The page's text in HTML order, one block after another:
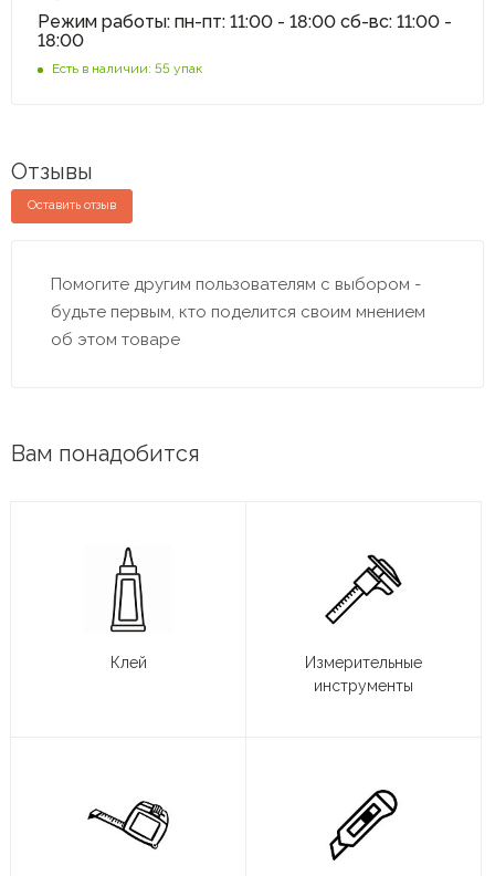
Режим работы: пн-пт: 11:00 - 18:00 сб-вс: 11:00 -
18:00
Есть в наличии: 55 упак
Отзывы
Оставить отзыв
Помогите другим пользователям с выбором -
будьте первым, кто поделится своим мнением
об этом товаре
Вам понадобится
Клей
Измерительные
инструменты